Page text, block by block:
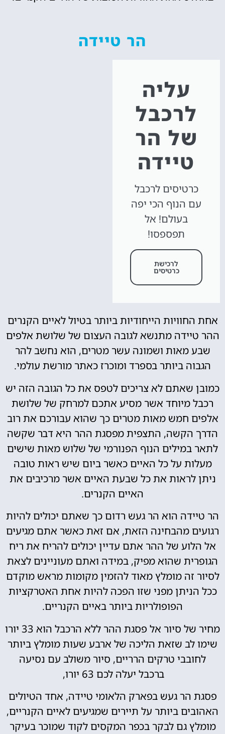
הר טיידה
עליה
לרכבל
של הר
טיידה
כרטיסים לרכבל
עם הנוף הכי יפה
בעולם! אל
תפספסו!
לרכישת
כרטיסים
אחת החוויות הייחודיות ביותר בטיול לאיים הקנרים
ההר טיידה מתנשא לגובה העצום של שלושת אלפים
שבע מאות ושמונה עשר מטרים, הוא נחשב להר
הגבוה ביותר בספרד ומוכרז כאתר מורשת עולמי.
כמובן שאתם לא צריכים לטפס את כל הגובה הזה יש
רכבל מיוחד אשר מסיע אתכם למרחק של שלושת
אלפים חמש מאות מטרים כך שהוא עבורכם את רוב
הדרך הקשה, התצפית מפסגת ההר היא דבר שקשה
לתאר במילים הנוף הפנורמי של שלוש מאות שישים
מעלות על כל האיים כאשר ביום שיש ראות טובה
ניתן לראות את כל שבעת האיים אשר מרכיבים את
האיים הקנרים.
הר טיידה הוא הר געש רדום כך שאתם יכולים להיות
רגועים מהבחינה הזאת, אם זאת כאשר אתם מגיעים
אל הלוע של ההר אתם עדיין יכולים להריח את ריח
הגופרית שהוא מפיק, במידה ואתם מעוניינים לצאת
לסיור זה מומלץ מאוד להזמין מקומות מראש מוקדם
ככל הניתן מפני שזו הפכה להיות אחת האטרקציות
הפופולריות ביותר באיים הקנריים.
מחיר של סיור אל פסגת ההר ללא הרכבל הוא 33 יורו
שימו לב שזאת הליכה של ארבע שעות מומלץ ביותר
לחובבי טרקים הרריים, סיור משולב עם נסיעה
ברכבל יעלה לכם 63 יורו,
פסגת הר געש בפארק הלאומי טיידה, אחד הטיולים
האהובים ביותר על תיירים שמגיעים לאיים הקנריים,
מומלץ גם לבקר בכפר המקסים לקוד שמוכר בעיקר